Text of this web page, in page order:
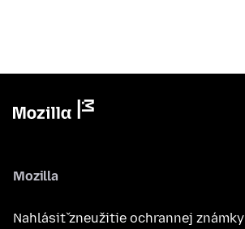
Mozilla
Nahlásiť zneužitie ochrannej známky